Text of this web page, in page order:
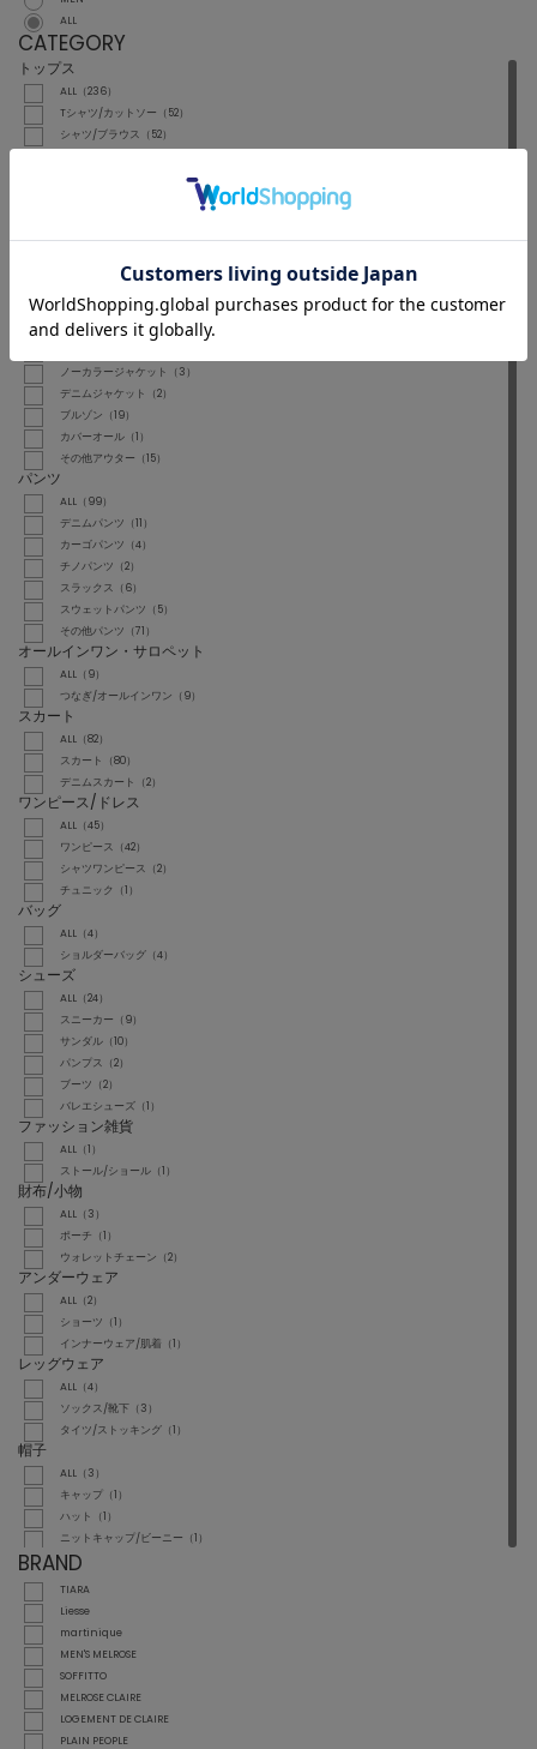
ALL
CATEGORY
トップス
ALL（236）
Tシャツ/カットソー（52）
シャツ/ブラウス（52）
キャミソール（7）
チューブトップ（1）
その他トップス（12）
ジャケット/アウター
ALL（52）
ノーカラージャケット（3）
デニムジャケット（2）
ブルゾン（19）
カバーオール（1）
その他アウター（15）
パンツ
ALL（99）
デニムパンツ（11）
カーゴパンツ（4）
チノパンツ（2）
スラックス（6）
スウェットパンツ（5）
その他パンツ（71）
オールインワン・サロペット
ALL（9）
つなぎ/オールインワン（9）
スカート
ALL（82）
スカート（80）
デニムスカート（2）
ワンピース/ドレス
ALL（45）
ワンピース（42）
シャツワンピース（2）
チュニック（1）
バッグ
ALL（4）
ショルダーバッグ（4）
シューズ
ALL（24）
スニーカー（9）
サンダル（10）
パンプス（2）
ブーツ（2）
バレエシューズ（1）
ファッション雑貨
ALL（1）
ストール/ショール（1）
財布/小物
ALL（3）
ポーチ（1）
ウォレットチェーン（2）
アンダーウェア
ALL（2）
ショーツ（1）
インナーウェア/肌着（1）
レッグウェア
ALL（4）
ソックス/靴下（3）
タイツ/ストッキング（1）
帽子
ALL（3）
キャップ（1）
ハット（1）
ニットキャップ/ビーニー（1）
BRAND
TIARA
Liesse
martinique
MEN'S MELROSE
SOFFITTO
MELROSE CLAIRE
LOGEMENT DE CLAIRE
PLAIN PEOPLE